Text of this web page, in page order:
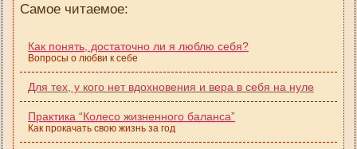
Самое читаемое:
Как понять, достаточно ли я люблю себя?
Вопросы о любви к себе
Для тех, у кого нет вдохновения и вера в себя на нуле
Практика “Колесо жизненного баланса”
Как прокачать свою жизнь за год